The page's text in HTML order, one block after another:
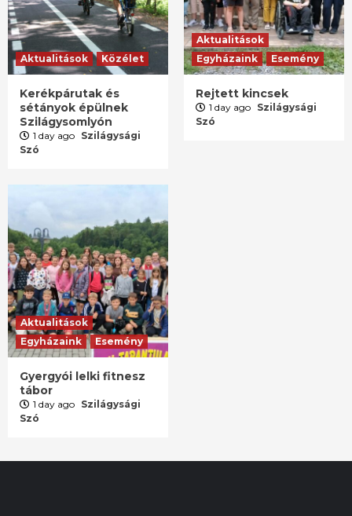
Aktualitások Közélet
Kerékpárutak és
sétányok épülnek
Szilágysomlyón
1 day ago Szilágysági
Szó
Aktualitások
Egyházaink
Esemény
Rejtett kincsek
1 day ago Szilágysági
Szó
Aktualitások
Egyházaink
Esemény
Gyergyói lelki fitnesz
tábor
1 day ago Szilágysági
Szó